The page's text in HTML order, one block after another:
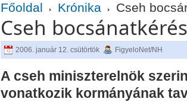
Főoldal Krónika Cseh
Cseh
2006. január 12. csütörtök FigyeloNet/NH
A cseh miniszterelnök
vonatkozik kormányának